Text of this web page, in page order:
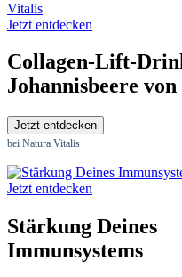
Jetzt entdecken
Collagen-Lift-
Johannisbeere
Jetzt entdecken
bei Natura Vitalis
Jetzt entdecken
Stärkung Deines
Immunsystems